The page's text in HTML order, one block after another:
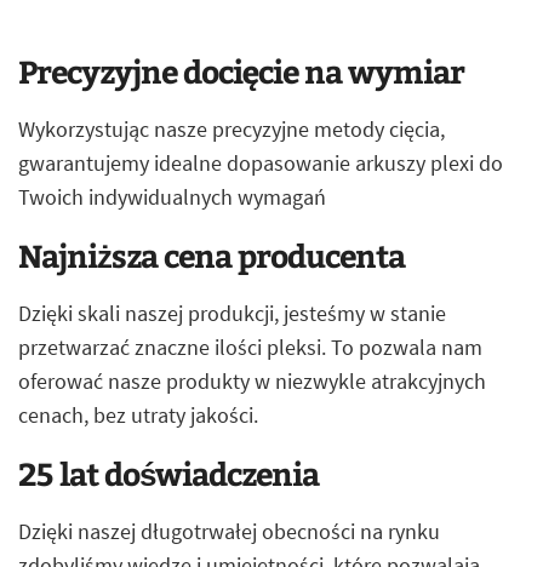
Precyzyjne docięcie na wymiar
Wykorzystując nasze precyzyjne metody cięcia,
gwarantujemy idealne dopasowanie arkuszy plexi do
Twoich indywidualnych wymagań
Najniższa cena producenta
Dzięki skali naszej produkcji, jesteśmy w stanie
przetwarzać znaczne ilości pleksi. To pozwala nam
oferować nasze produkty w niezwykle atrakcyjnych
cenach, bez utraty jakości.
25 lat doświadczenia
Dzięki naszej długotrwałej obecności na rynku